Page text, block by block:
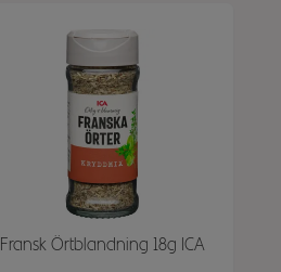
Fransk Örtblandning 18g ICA